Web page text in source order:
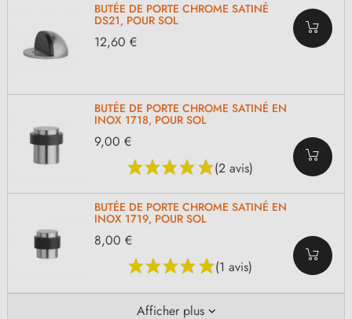
BUTÉE DE PORTE CHROME SATINÉ
DS21, POUR SOL
12,60 €
BUTÉE DE PORTE CHROME SATINÉ EN
INOX 1718, POUR SOL
(2 avis)
9,00 €
BUTÉE DE PORTE CHROME SATINÉ EN
INOX 1719, POUR SOL
(1 avis)
8,00 €
Afficher plus